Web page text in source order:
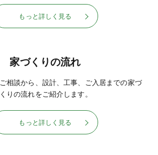
もっと詳しく見る
家づくりの流れ
ご相談から、設計、工事、ご入居までの家づ
くりの流れをご紹介します。
もっと詳しく見る